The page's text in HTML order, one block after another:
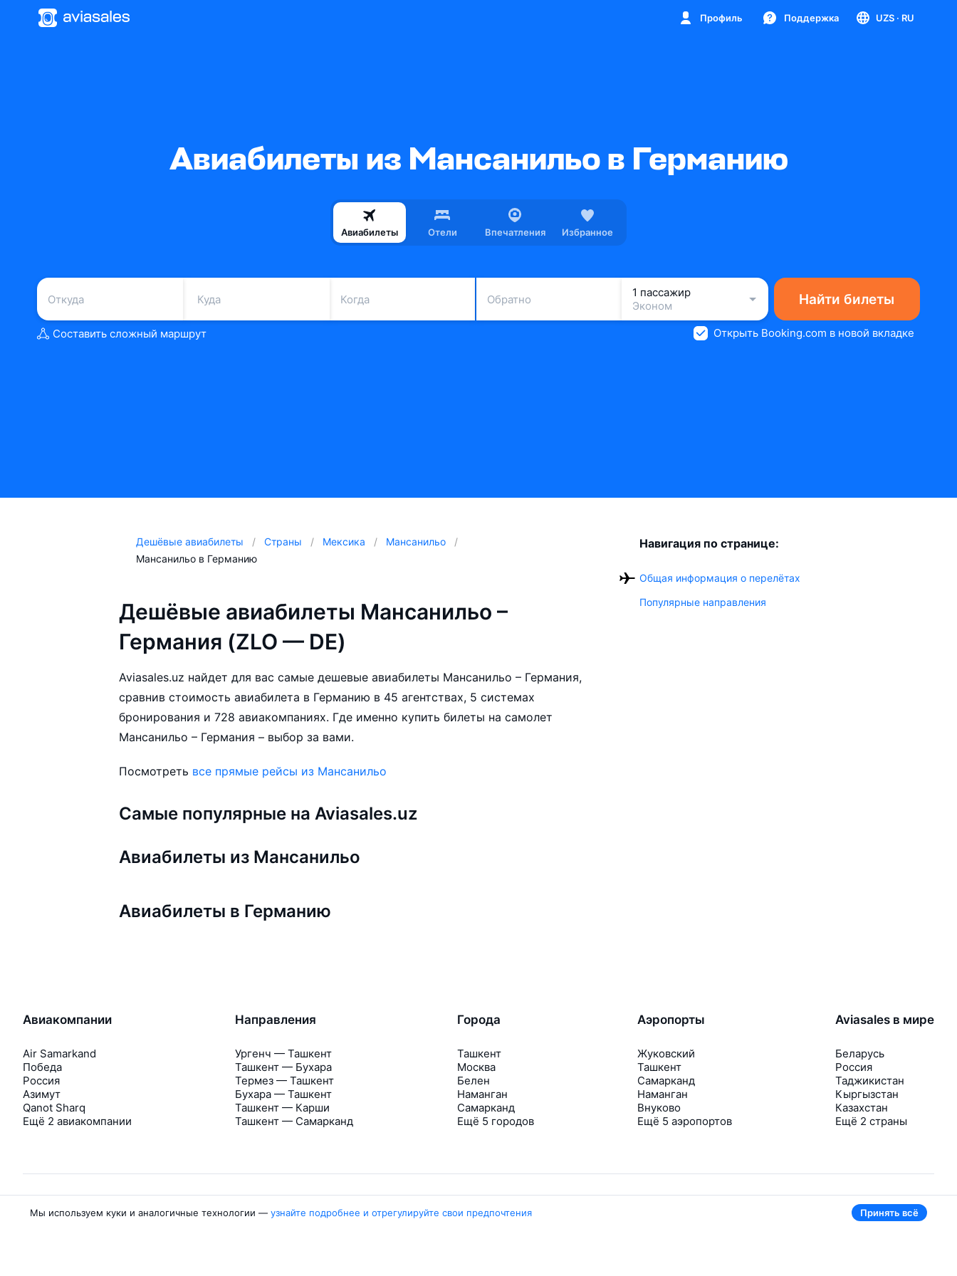
Профиль Поддержка UZS · RU
Авиабилеты из Мансанильо в Германию
Авиабилеты Отели Впечатления Избранное
Когда Обратно
1 пассажир
Эконом
Найти билеты
Составить сложный маршрут Открыть Booking.com в новой вкладке
Дешёвые авиабилеты Страны Мексика
Мансанильо
Мансанильо в Германию
Дешёвые авиабилеты Мансанильо –
Германия (ZLO — DE)
Aviasales.uz найдет для вас самые дешевые авиабилеты Мансанильо – Германия,
сравнив стоимость авиабилета в Германию в 45 агентствах, 5 системах
бронирования и 728 авиакомпаниях. Где именно купить билеты на самолет
Мансанильо – Германия – выбор за вами.
Посмотреть все прямые рейсы из Мансанильо
Самые популярные на Aviasales.uz
Авиабилеты из Мансанильо
Авиабилеты в Германию
Навигация по странице:
Общая информация о перелётах
Популярные направления
Авиакомпании
Air Samarkand
Победа
Россия
Азимут
Qanot Sharq
Ещё 2 авиакомпании
Направления
Ургенч — Ташкент
Ташкент — Бухара
Термез — Ташкент
Бухара — Ташкент
Ташкент — Карши
Ташкент — Самарканд
Города
Ташкент
Москва
Белен
Наманган
Самарканд
Ещё 5 городов
Аэропорты
Жуковский
Ташкент
Самарканд
Наманган
Внуково
Ещё 5 аэропортов
Aviasales в мире
Беларусь
Россия
Таджикистан
Кыргызстан
Казахстан
Ещё 2 страны
Мы используем куки и аналогичные технологии — узнайте подробнее и отрегулируйте свои предпочтения Принять всё